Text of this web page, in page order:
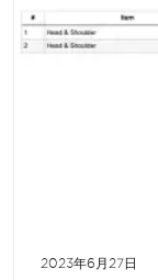
2023年6月27日